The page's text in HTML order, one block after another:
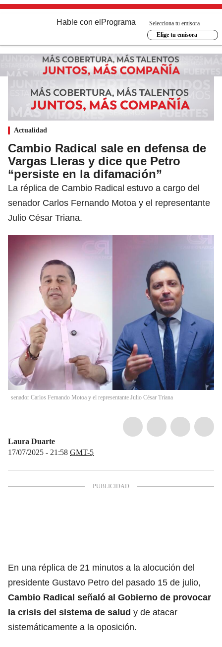
Hable con el Programa
Selecciona tu emisora
Elige tu emisora
Actualidad
Cambio Radical sale en defensa de
Vargas Lleras y dice que Petro
“persiste en la difamación”
La réplica de Cambio Radical estuvo a cargo del
senador Carlos Fernando Motoa y el representante
Julio César Triana.
senador Carlos Fernando Motoa y el representante Julio César Triana
Laura Duarte
17/07/2025 - 21:58 GMT-5
En una réplica de 21 minutos a la alocución del
presidente Gustavo Petro del pasado 15 de julio,
Cambio Radical señaló al Gobierno de provocar
la crisis del sistema de salud y de atacar
sistemáticamente a la oposición.